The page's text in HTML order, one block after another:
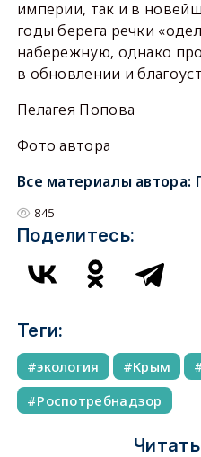
империи, так и в
годы берега речки
набережную, однако
в обновлении и
Пелагея Попова
Фото автора
Все материалы автора:
845
Поделитесь:
Теги:
экология Крым
Роспотребнадзор